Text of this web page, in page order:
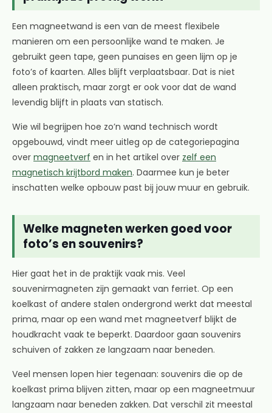
Een magneetwand is een van de meest flexibele
manieren om een persoonlijke wand te maken. Je
gebruikt geen tape, geen punaises en geen lijm op je
foto’s of kaarten. Alles blijft verplaatsbaar. Dat is niet
alleen praktisch, maar zorgt er ook voor dat de wand
levendig blijft in plaats van statisch.
Wie wil begrijpen hoe zo’n wand technisch wordt
opgebouwd, vindt meer uitleg op de categoriepagina
over magneetverf en in het artikel over zelf een
magnetisch krijtbord maken. Daarmee kun je beter
inschatten welke opbouw past bij jouw muur en gebruik.
Welke magneten werken goed voor
foto’s en souvenirs?
Hier gaat het in de praktijk vaak mis. Veel
souvenirmagneten zijn gemaakt van ferriet. Op een
koelkast of andere stalen ondergrond werkt dat meestal
prima, maar op een wand met magneetverf blijkt de
houdkracht vaak te beperkt. Daardoor gaan souvenirs
schuiven of zakken ze langzaam naar beneden.
Veel mensen lopen hier tegenaan: souvenirs die op de
koelkast prima blijven zitten, maar op een magneetmuur
langzaam naar beneden zakken. Dat verschil zit meestal